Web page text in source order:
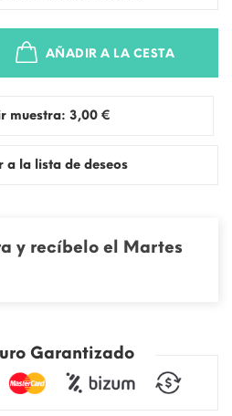
AÑADIR A LA CESTA
Pedir muestra: 3,00 €
a la lista de deseos
y recíbelo el Martes
Garantizado